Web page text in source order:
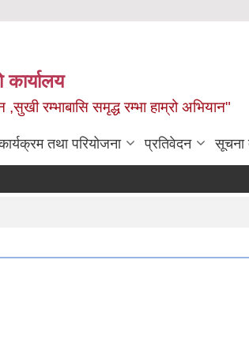
कार्यालय
,सुखी रम्भाबासि समृद्ध रम्भा हाम्रो अभियान"
तथा परियोजना प्रतिवेदन सूचना